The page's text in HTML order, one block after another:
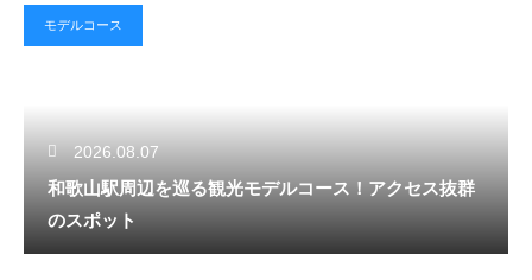
モデルコース
2026.08.07
和歌山駅周辺を巡る観光モデルコース！アクセス抜群
のスポット